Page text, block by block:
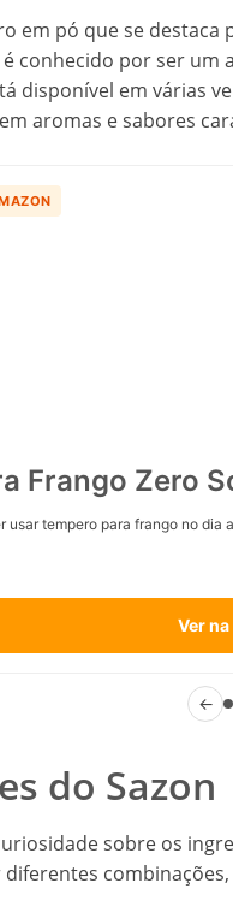
em pó que se destaca
é conhecido por ser
disponível em várias
aromas e sabores
Frango Zero
usar tempero para frango no dia
Ver
←
do Sazon
sobre os